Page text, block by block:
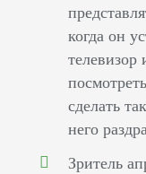
когда он
сделать
него
Зритель